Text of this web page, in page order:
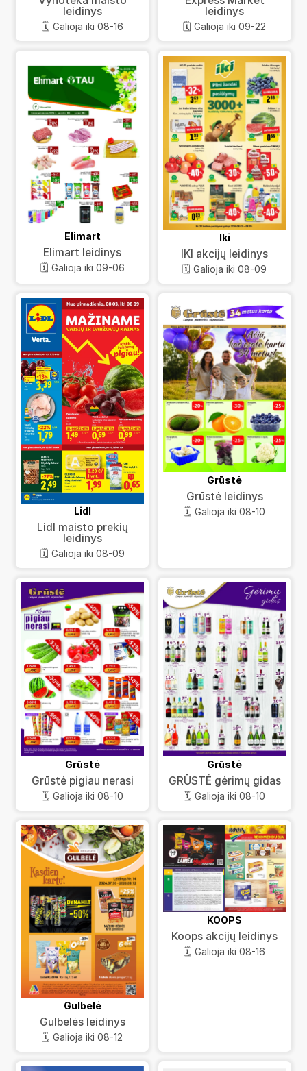
leidinys
🗓️ Galioja iki 08-16
leidinys
🗓️ Galioja iki 09-22
Elimart
Elimart leidinys
🗓️ Galioja iki 09-06
Iki
IKI akcijų leidinys
🗓️ Galioja iki 08-09
Lidl
Lidl maisto prekių
leidinys
🗓️ Galioja iki 08-09
Grūstė
Grūstė leidinys
🗓️ Galioja iki 08-10
Grūstė
Grūstė pigiau nerasi
🗓️ Galioja iki 08-10
Grūstė
GRŪSTĖ gėrimų gidas
🗓️ Galioja iki 08-10
Gulbelė
Gulbelės leidinys
🗓️ Galioja iki 08-12
KOOPS
Koops akcijų leidinys
🗓️ Galioja iki 08-16